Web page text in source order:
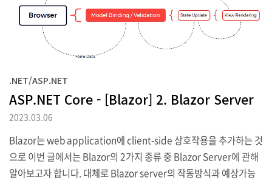
서도 다루어 볼 텐데 이것은 URL routing기능을 사용하기 시작할 때
특히 중요한 부분입니다. 마지막으로 이전글에서 설명한 부모-자식
(상위-하위) 간 관계의 외부에서 component가 상호작용할 수 있는
다양한 방법에 관해서도 같이 살펴보고자 합니다. 1. Pr..
.NET/ASP.NET
ASP.NET Core - [Blazor] 2. Blazor Server
2023.03.06
Blazor는 web application에 client-side 상호작용을 추가하는 것
으로 이번 글에서는 Blazor의 2가지 종류 중 Blazor Server에 관해
알아보고자 합니다. 대체로 Blazor server의 작동방식과 예상가능